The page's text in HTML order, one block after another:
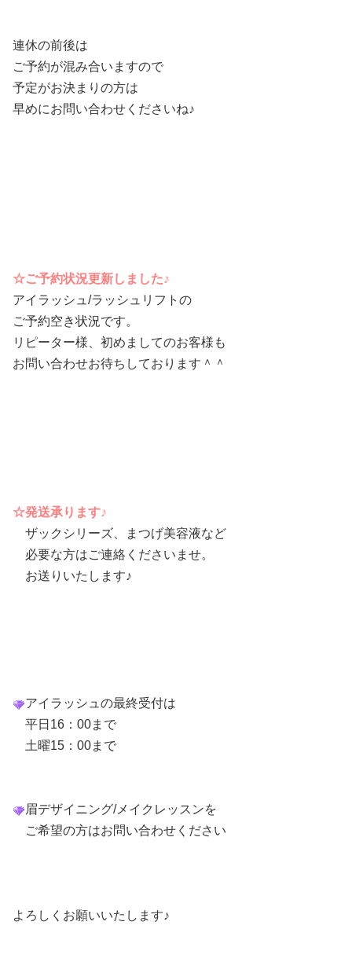
連休の前後は
ご予約が混み合いますので
予定がお決まりの方は
早めにお問い合わせくださいね♪
☆ご予約状況更新しました♪
アイラッシュ/ラッシュリフトの
ご予約空き状況です。
リピーター様、初めましてのお客様も
お問い合わせお待ちしております＾＾
☆発送承ります♪
ザックシリーズ、まつげ美容液など
必要な方はご連絡くださいませ。
お送りいたします♪
アイラッシュ の最終受付は
平日16：00まで
土曜15：00まで
眉デザイニング/メイクレッスンを
ご希望の方はお問い合わせください
よろしくお願いいたします♪